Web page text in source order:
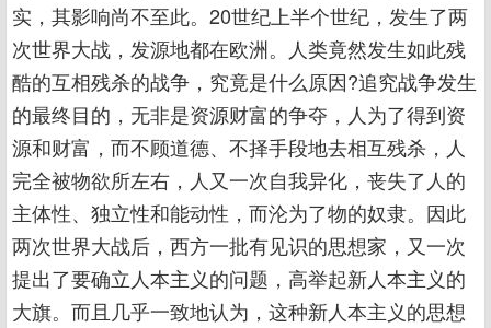
实，其影响尚不至此。20世纪上半个世纪，发生了两
次世界大战，发源地都在欧洲。人类竟然发生如此残
酷的互相残杀的战争，究竟是什么原因?追究战争发生
的最终目的，无非是资源财富的争夺，人为了得到资
源和财富，而不顾道德、不择手段地去相互残杀，人
完全被物欲所左右，人又一次自我异化，丧失了人的
主体性、独立性和能动性，而沦为了物的奴隶。因此
两次世界大战后，西方一批有见识的思想家，又一次
提出了要确立人本主义的问题，高举起新人本主义的
大旗。而且几乎一致地认为，这种新人本主义的思想